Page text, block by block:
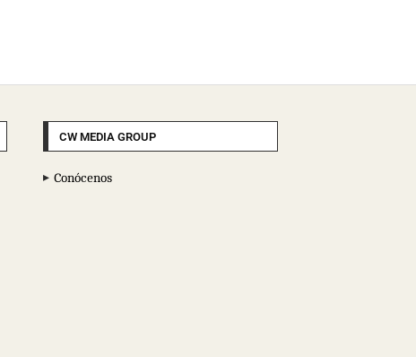
CW MEDIA GROUP
Conócenos